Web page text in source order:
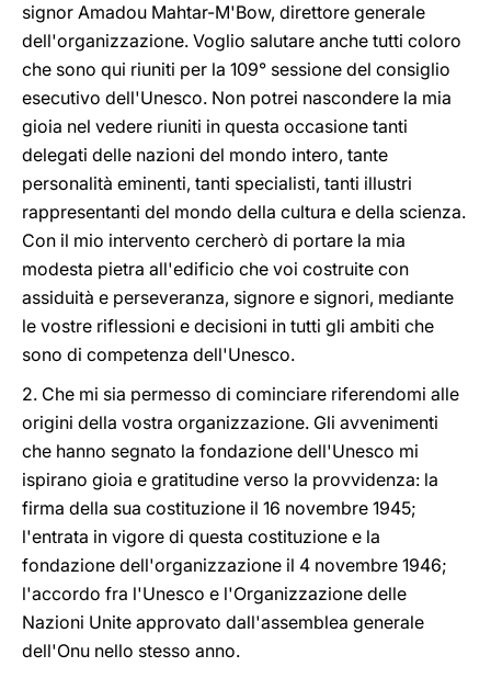
signor Amadou Mahtar-M'Bow, direttore generale
dell'organizzazione. Voglio salutare anche tutti coloro
che sono qui riuniti per la 109° sessione del consiglio
esecutivo dell'Unesco. Non potrei nascondere la mia
gioia nel vedere riuniti in questa occasione tanti
delegati delle nazioni del mondo intero, tante
personalità eminenti, tanti specialisti, tanti illustri
rappresentanti del mondo della cultura e della scienza.
Con il mio intervento cercherò di portare la mia
modesta pietra all'edificio che voi costruite con
assiduità e perseveranza, signore e signori, mediante
le vostre riflessioni e decisioni in tutti gli ambiti che
sono di competenza dell'Unesco.
2. Che mi sia permesso di cominciare riferendomi alle
origini della vostra organizzazione. Gli avvenimenti
che hanno segnato la fondazione dell'Unesco mi
ispirano gioia e gratitudine verso la provvidenza: la
firma della sua costituzione il 16 novembre 1945;
l'entrata in vigore di questa costituzione e la
fondazione dell'organizzazione il 4 novembre 1946;
l'accordo fra l'Unesco e l'Organizzazione delle
Nazioni Unite approvato dall'assemblea generale
dell'Onu nello stesso anno.